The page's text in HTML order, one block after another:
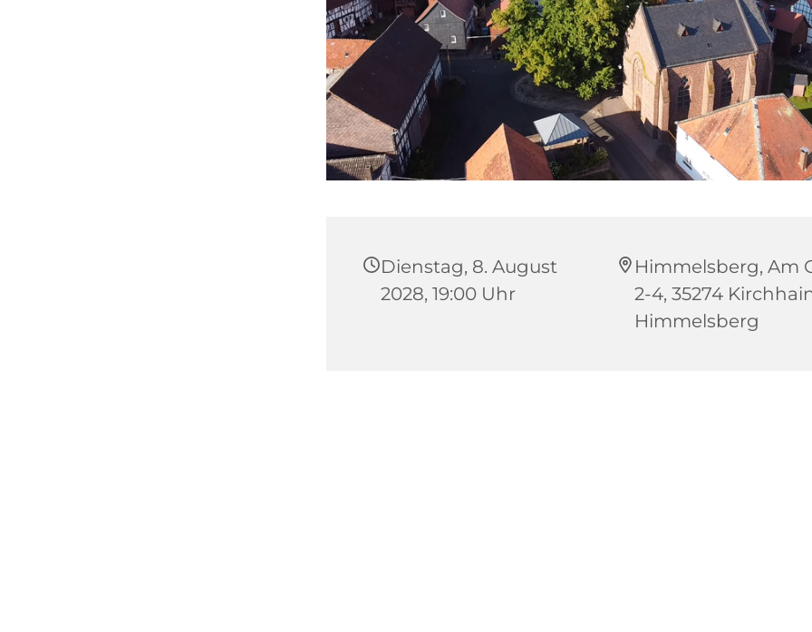
Dienstag, 8. August
2028, 19:00 Uhr
Himmelsberg, Am
2-4, 35274
Himmelsberg